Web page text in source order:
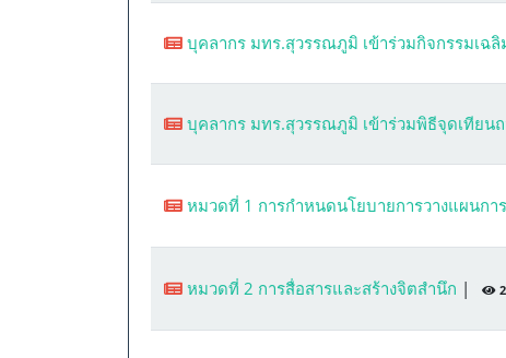
บุคลากร มทร.สุวรรณภูมิ เข้าร่วมกิจกรรมเฉลิ
บุคลากร มทร.สุวรรณภูมิ เข้าร่วมพิธีจุดเทียน
หมวดที่ 1 การกำหนดนโยบายการวางแผนกา
หมวดที่ 2 การสื่อสารและสร้างจิตสำนึก |